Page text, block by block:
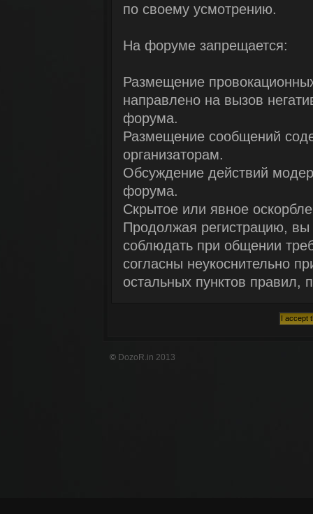
по своему усмотрению.
На форуме запрещается:
Размещение
направлено на вызов
форума.
Размещение сообщений
организаторам.
Обсуждение действий
форума.
Скрытое или явное
Продолжая регистрацию, вы
соблюдать при общении
согласны неукоснительно
остальных пунктов правил,
© DozoR.in 2013